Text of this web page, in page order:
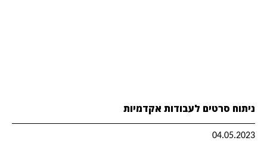
ניתוח סרטים לעבודות אקדמיות
04.05.2023